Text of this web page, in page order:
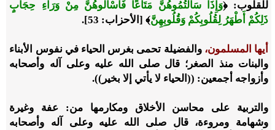
للقلوب:﴿وَإِذَا سَأَلْتُمُوهُنَّ مَتَاعًا فَاسْأَلُوهُنَّ مِنْ وَرَاءِ حِجَابٍ
ذَلِكُمْ أَطْهَرُ لِقُلُوبِكُمْ وَقُلُوبِهِنَّ﴾ [الأحزاب: 53].
أيها المسلمون، والفضيلة تحمى بغرس الحياء في نفوس الأبناء
والبنات منذ الصغر؛ قال صلى الله عليه وعلى آله وأصحابه
وأزواجه أجمعين: ((الحياء لا يأتي إلا بخير)).
والتربية على محاسن الأخلاق ومكارمها من: عفة وغيرة
وشهامة ومروءة، قال صلى الله عليه وعلى آله وأصحابه